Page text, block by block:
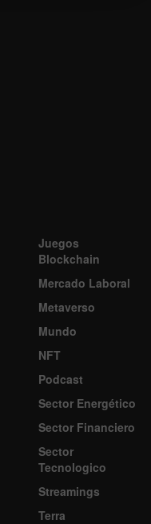
Juegos
Blockchain
Mercado Laboral
Metaverso
Mundo
NFT
Podcast
Sector Energético
Sector Financiero
Sector
Tecnologico
Streamings
Terra